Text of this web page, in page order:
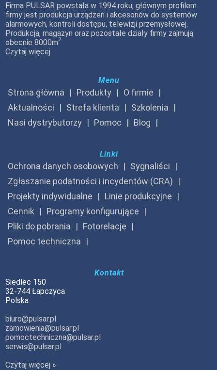
Firma PULSAR powstała w 1994 roku, głównym profilem
firmy jest produkcja urządzeń i akcesoriów do systemów
alarmowych, kontroli dostępu, telewizji przemysłowej.
Produkcja, magazyn oraz pozostałe działy firmy zajmują
obecnie 8000m2
Czytaj więcej
Menu
Strona główna Produkty
O firmie
Aktualności
Strefa klienta
Szkolenia
Nasi dystrybutorzy
Pomoc Blog
Linki
Ochrona danych osobowych
Sygnaliści
Zgłaszanie podatności i incydentów (CRA)
Projekty indywidualne
Linie produkcyjne
Cennik
Programy konfigurujące
Pliki do pobrania
Fotorelacje
Pomoc techniczna
Kontakt
Siedlec 150
32-744 Łapczyca
Polska
biuro@pulsar.pl
zamowienia@pulsar.pl
pomoctechniczna@pulsar.pl
serwis@pulsar.pl
Czytaj więcej »